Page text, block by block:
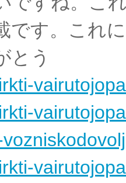
です。これ
とう